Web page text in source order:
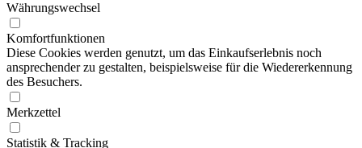
Währungswechsel
Komfortfunktionen
Diese Cookies werden genutzt, um das Einkaufserlebnis noch
ansprechender zu gestalten, beispielsweise für die Wiedererkennung
des Besuchers.
Merkzettel
Statistik & Tracking